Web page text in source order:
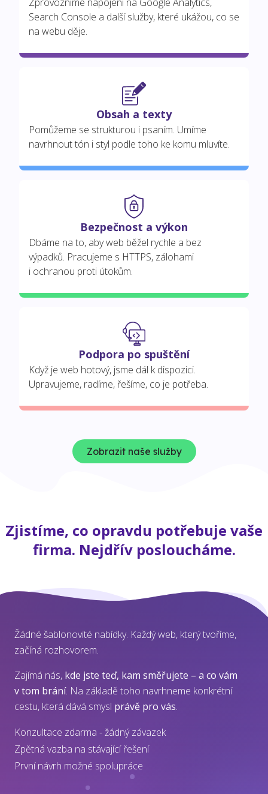
Search Console a další služby, které ukážou, co se
na webu děje.
Obsah a texty
Pomůžeme se strukturou i psaním. Umíme
navrhnout tón i styl podle toho ke komu mluvíte.
Bezpečnost a výkon
Dbáme na to, aby web běžel rychle a bez
výpadků. Pracujeme s HTTPS, zálohami
i ochranou proti útokům.
Podpora po spuštění
Když je web hotový, jsme dál k dispozici.
Upravujeme, radíme, řešíme, co je potřeba.
Zobrazit naše služby
Zjistíme, co opravdu potřebuje vaše
firma. Nejdřív posloucháme.
Žádné šablonovité nabídky. Každý web, který tvoříme,
začíná rozhovorem.
Zajímá nás, kde jste teď, kam směřujete – a co vám
v tom brání. Na základě toho navrhneme konkrétní
cestu, která dává smysl právě pro vás.
Konzultace zdarma - žádný závazek
Zpětná vazba na stávající řešení
První návrh možné spolupráce